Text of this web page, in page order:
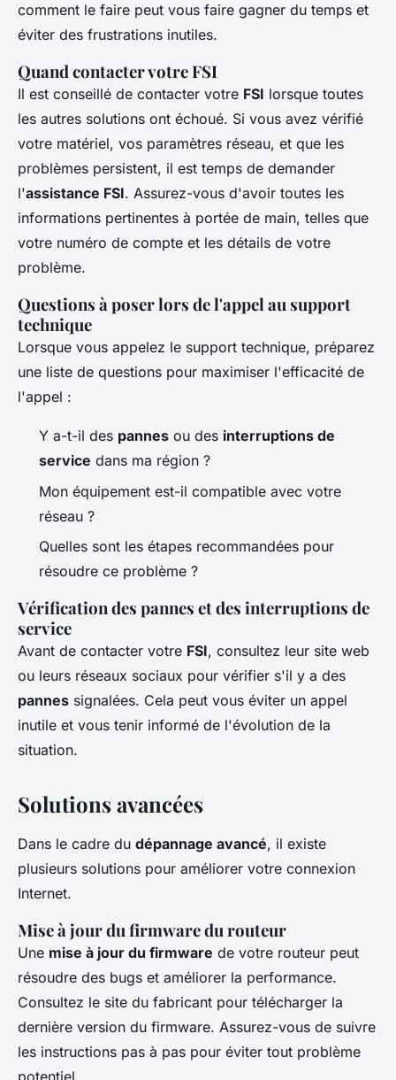
comment le faire peut vous faire gagner du temps et
éviter des frustrations inutiles.
Quand contacter votre FSI
Il est conseillé de contacter votre FSI lorsque toutes
les autres solutions ont échoué. Si vous avez vérifié
votre matériel, vos paramètres réseau, et que les
problèmes persistent, il est temps de demander
l'assistance FSI. Assurez-vous d'avoir toutes les
informations pertinentes à portée de main, telles que
votre numéro de compte et les détails de votre
problème.
Questions à poser lors de l'appel au support
technique
Lorsque vous appelez le support technique, préparez
une liste de questions pour maximiser l'efficacité de
l'appel :
Y a-t-il des pannes ou des interruptions de
service dans ma région ?
Mon équipement est-il compatible avec votre
réseau ?
Quelles sont les étapes recommandées pour
résoudre ce problème ?
Vérification des pannes et des interruptions de
service
Avant de contacter votre FSI, consultez leur site web
ou leurs réseaux sociaux pour vérifier s'il y a des
pannes signalées. Cela peut vous éviter un appel
inutile et vous tenir informé de l'évolution de la
situation.
Solutions avancées
Dans le cadre du dépannage avancé, il existe
plusieurs solutions pour améliorer votre connexion
Internet.
Mise à jour du firmware du routeur
Une mise à jour du firmware de votre routeur peut
résoudre des bugs et améliorer la performance.
Consultez le site du fabricant pour télécharger la
dernière version du firmware. Assurez-vous de suivre
les instructions pas à pas pour éviter tout problème
potentiel.